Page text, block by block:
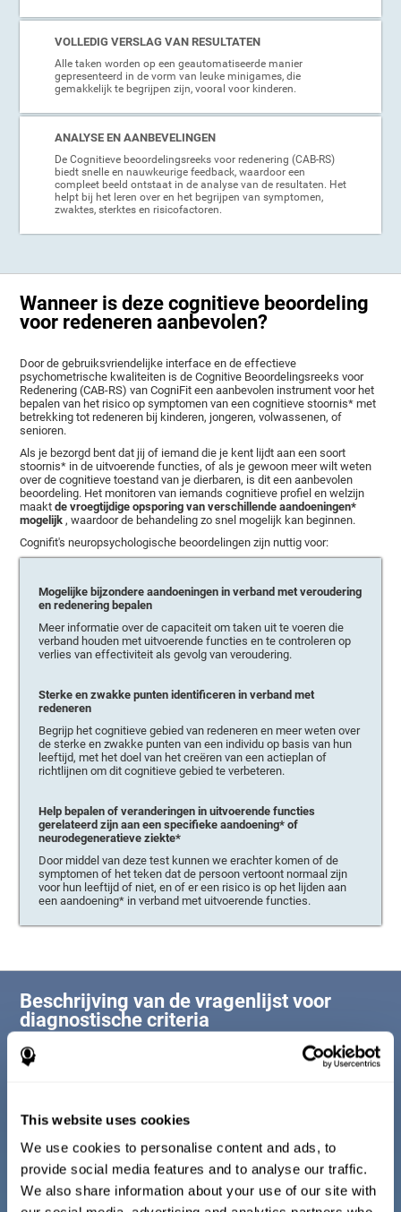
This website uses cookies
We use cookies to personalise content and ads, to
provide social media features and to analyse our traffic.
We also share information about your use of our site with
VOLLEDIG VERSLAG VAN RESULTATEN
Alle taken worden op een geautomatiseerde manier
gepresenteerd in de vorm van leuke minigames, die
gemakkelijk te begrijpen zijn, vooral voor kinderen.
ANALYSE EN AANBEVELINGEN
De Cognitieve beoordelingsreeks voor redenering (CAB-RS)
biedt snelle en nauwkeurige feedback, waardoor een
compleet beeld ontstaat in de analyse van de resultaten. Het
helpt bij het leren over en het begrijpen van symptomen,
zwaktes, sterktes en risicofactoren.
Wanneer is deze cognitieve beoordeling
voor redeneren aanbevolen?
Door de gebruiksvriendelijke interface en de effectieve
psychometrische kwaliteiten is de Cognitive Beoordelingsreeks voor
Redenering (CAB-RS) van CogniFit een aanbevolen instrument voor het
bepalen van het risico op symptomen van een cognitieve stoornis* met
betrekking tot redeneren bij kinderen, jongeren, volwassenen, of
senioren.
Als je bezorgd bent dat jij of iemand die je kent lijdt aan een soort
stoornis* in de uitvoerende functies, of als je gewoon meer wilt weten
over de cognitieve toestand van je dierbaren, is dit een aanbevolen
beoordeling. Het monitoren van iemands cognitieve profiel en welzijn
maaktde vroegtijdige opsporing van verschillende aandoeningen*
mogelijk, waardoor de behandeling zo snel mogelijk kan beginnen.
Cognifit's neuropsychologische beoordelingen zijn nuttig voor:
Mogelijke bijzondere aandoeningen in verband met veroudering
en redenering bepalen
Meer informatie over de capaciteit om taken uit te voeren die
verband houden met uitvoerende functies en te controleren op
verlies van effectiviteit als gevolg van veroudering.
Sterke en zwakke punten identificeren in verband met
redeneren
Begrijp het cognitieve gebied van redeneren en meer weten over
de sterke en zwakke punten van een individu op basis van hun
leeftijd, met het doel van het creëren van een actieplan of
richtlijnen om dit cognitieve gebied te verbeteren.
Help bepalen of veranderingen in uitvoerende functies
gerelateerd zijn aan een specifieke aandoening* of
neurodegeneratieve ziekte*
Door middel van deze test kunnen we erachter komen of de
symptomen of het teken dat de persoon vertoont normaal zijn
voor hun leeftijd of niet, en of er een risico is op het lijden aan
een aandoening* in verband met uitvoerende functies.
Beschrijving van de vragenlijst voor
diagnostische criteria
Het welzijn van een persoon is gekoppeld aan drie fundamentele pijlers
belangrijke gebieden. Om deze reden voert deze redeneringstest een
voor leeftijd gecorrigeerde vragenlijst uit waarin deze drie delen worden
geanalyseerd.
Diagnostische criteria voor kinderen tussen 7 en
17 jaar